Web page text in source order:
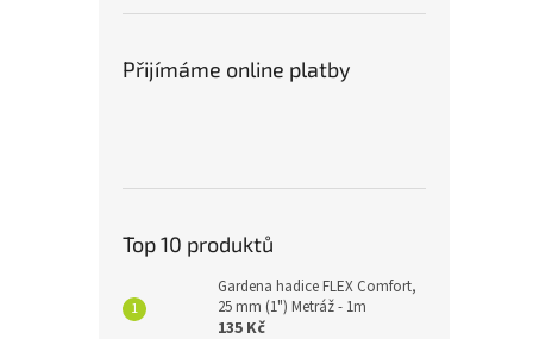
Přijímáme online platby
Top 10 produktů
Gardena hadice FLEX Comfort,
25 mm (1") Metráž - 1m
135 Kč